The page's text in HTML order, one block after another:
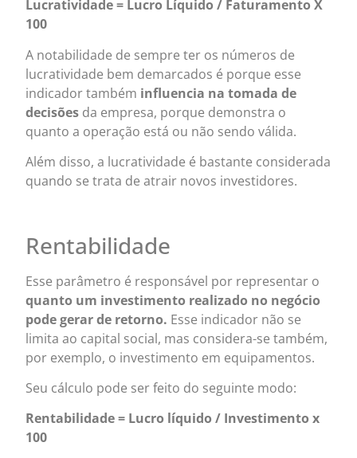
Lucratividade = Lucro Líquido / Faturamento X
100
A notabilidade de sempre ter os números de
lucratividade bem demarcados é porque esse
indicador também influencia na tomada de
decisões da empresa, porque demonstra o
quanto a operação está ou não sendo válida.
Além disso, a lucratividade é bastante considerada
quando se trata de atrair novos investidores.
Rentabilidade
Esse parâmetro é responsável por representar o
quanto um investimento realizado no negócio
pode gerar de retorno. Esse indicador não se
limita ao capital social, mas considera-se também,
por exemplo, o investimento em equipamentos.
Seu cálculo pode ser feito do seguinte modo:
Rentabilidade = Lucro líquido / Investimento x
100